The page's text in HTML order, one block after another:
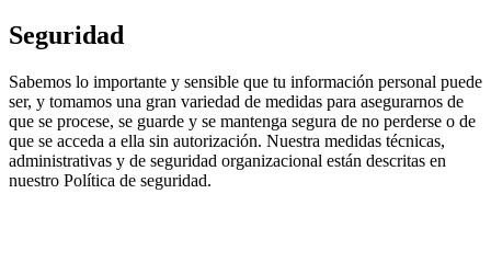
Seguridad
Sabemos lo importante y sensible que tu información personal puede
ser, y tomamos una gran variedad de medidas para asegurarnos de
que se procese, se guarde y se mantenga segura de no perderse o de
que se acceda a ella sin autorización. Nuestra medidas técnicas,
administrativas y de seguridad organizacional están descritas en
nuestro Política de seguridad.